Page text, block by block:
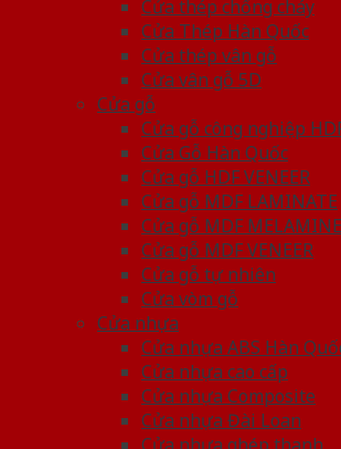
Cửa thép chống cháy
Cửa Thép Hàn Quốc
Cửa thép vân gỗ
Cửa vân gỗ 5D
Cửa gỗ
Cửa gỗ công nghiệp
Cửa Gỗ Hàn Quốc
Cửa gỗ HDF VENEER
Cửa gỗ MDF LAMINATE
Cửa gỗ MDF MELAMINE
Cửa gỗ MDF VENEER
Cửa gỗ tự nhiên
Cửa vòm gỗ
Cửa nhựa
Cửa nhựa ABS Hàn
Cửa nhựa cao cấp
Cửa nhựa Composite
Cửa nhựa Đài Loan